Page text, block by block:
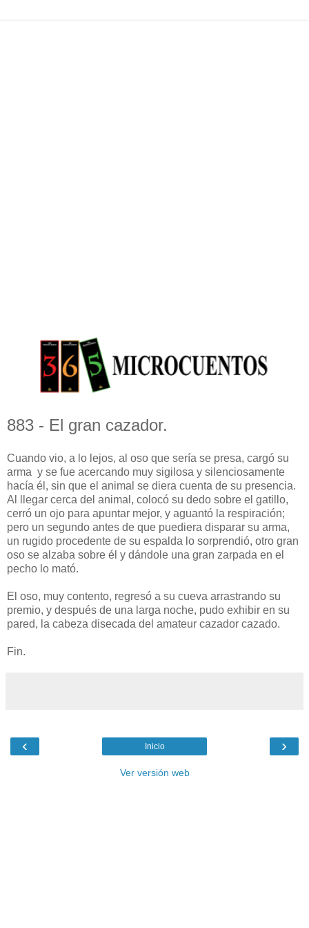
883 - El gran cazador.
Cuando vio, a lo lejos, al oso que sería se presa, cargó su
arma y se fue acercando muy sigilosa y silenciosamente
hacía él, sin que el animal se diera cuenta de su presencia.
Al llegar cerca del animal, colocó su dedo sobre el gatillo,
cerró un ojo para apuntar mejor, y aguantó la respiración;
pero un segundo antes de que puediera disparar su arma,
un rugido procedente de su espalda lo sorprendió, otro gran
oso se alzaba sobre él y dándole una gran zarpada en el
pecho lo mató.
El oso, muy contento, regresó a su cueva arrastrando su
premio, y después de una larga noche, pudo exhibir en su
pared, la cabeza disecada del amateur cazador cazado.
Fin.
‹ ›
Inicio
Ver versión web